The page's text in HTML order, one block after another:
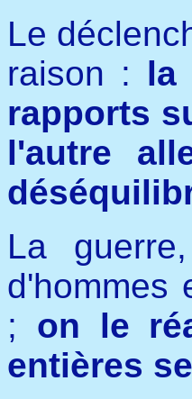
Le
raison : la
rapports
l'autre
La
d'hommes
; on le
entières